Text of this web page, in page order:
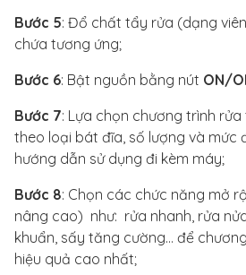
Bước 5: Đổ chất tẩy rửa (dạng
chứa tương ứng;
Bước 6: Bật nguồn bằng nút ON/
Bước 7: Lựa chọn chương trình
theo loại bát đĩa, số lượng và mức
hướng dẫn sử dụng đi kèm máy;
Bước 8: Chọn các chức năng mở
nâng cao) như: rửa nhanh, rửa
khuẩn, sấy tăng cường… để
hiệu quả cao nhất;